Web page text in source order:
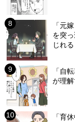
「元
を突
じれる
「自
が理
「育